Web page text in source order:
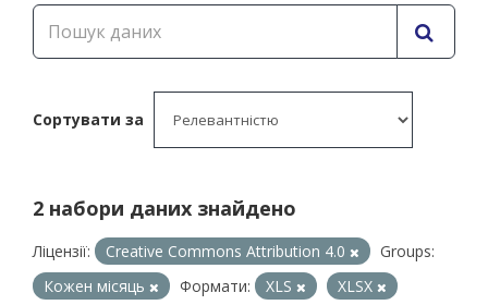
Сортувати за
2 набори даних знайдено
Ліцензії: Creative Commons Attribution 4.0
Groups:
Кожен місяць
Формати: XLS
XLSX